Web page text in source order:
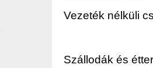
Vezeték nélküli
Szállodák és